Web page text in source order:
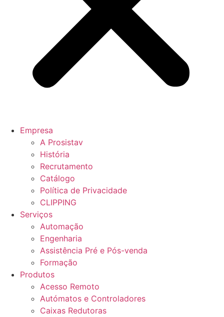
Empresa
A Prosistav
História
Recrutamento
Catálogo
Política de Privacidade
CLIPPING
Serviços
Automação
Engenharia
Assistência Pré e Pós-venda
Formação
Produtos
Acesso Remoto
Autómatos e Controladores
Caixas Redutoras